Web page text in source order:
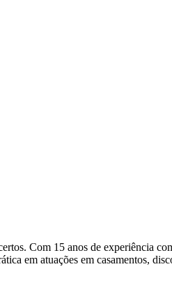
Com 15 anos de experiência
em atuações em casamentos,